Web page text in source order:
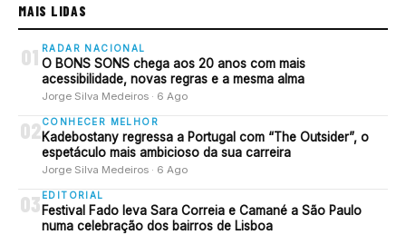
MAIS LIDAS
01 RADAR NACIONAL
O BONS SONS chega aos 20 anos com mais
acessibilidade, novas regras e a mesma alma
Jorge Silva Medeiros · 6 Ago
02 CONHECER MELHOR
Kadebostany regressa a Portugal com “The Outsider”, o
espetáculo mais ambicioso da sua carreira
Jorge Silva Medeiros · 6 Ago
03 EDITORIAL
Festival Fado leva Sara Correia e Camané a São Paulo
numa celebração dos bairros de Lisboa